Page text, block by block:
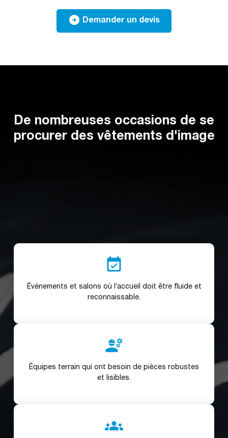
 Demander un devis
De nombreuses occasions de se
procurer des vêtements d'image
event_available
Événements et salons où l’accueil doit être fluide et
reconnaissable.
engineering
Équipes terrain qui ont besoin de pièces robustes
et lisibles.
groups